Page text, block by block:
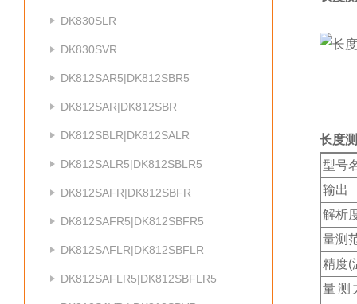
DK830SLR
DK830SVR
DK812SAR5|DK812SBR5
DK812SAR|DK812SBR
DK812SBLR|DK812SALR
DK812SALR5|DK812SBLR5
DK812SAFR|DK812SBFR
DK812SAFR5|DK812SBFR5
DK812SAFLR|DK812SBFLR
DK812SAFLR5|DK812SBFLR5
长度
型号
输出
解析
量测
精度(
量测